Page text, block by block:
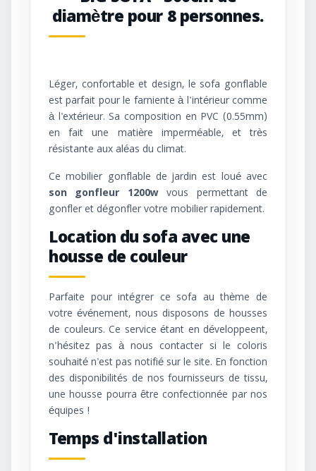
diamètre pour 8 personnes.
Léger, confortable et design, le sofa gonflable
est parfait pour le farniente à l'intérieur comme
à l'extérieur. Sa composition en PVC (0.55mm)
en fait une matière imperméable, et très
résistante aux aléas du climat.
Ce mobilier gonflable de jardin est loué avec
son gonfleur 1200wvous permettant de
gonfler et dégonfler votre mobilier rapidement.
Location du sofa avec une
housse de couleur
Parfaite pour intégrer ce sofa au thème de
votre événement, nous disposons de housses
de couleurs. Ce service étant en développeent,
n'hésitez pas à nous contacter si le coloris
souhaité n'est pas notifié sur le site. En fonction
des disponibilités de nos fournisseurs de tissu,
une housse pourra être confectionnée par nos
équipes !
Temps d'installation